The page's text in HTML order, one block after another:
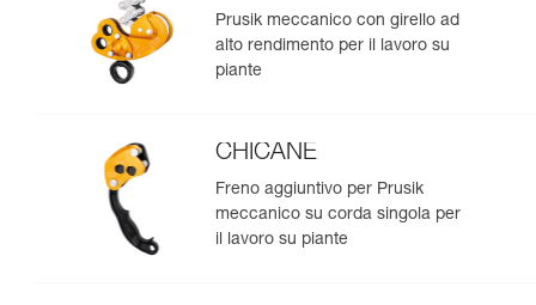
Prusik meccanico con girello ad
alto rendimento per il lavoro su
piante
CHICANE
Freno aggiuntivo per Prusik
meccanico su corda singola per
il lavoro su piante